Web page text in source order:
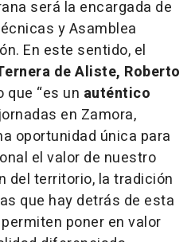
será la encargada de
y Asamblea
En este sentido, el
de Aliste, Roberto
que “es un auténtico
en Zamora,
oportunidad única para
el valor de nuestro
del territorio, la tradición
que hay detrás de esta
poner en valor